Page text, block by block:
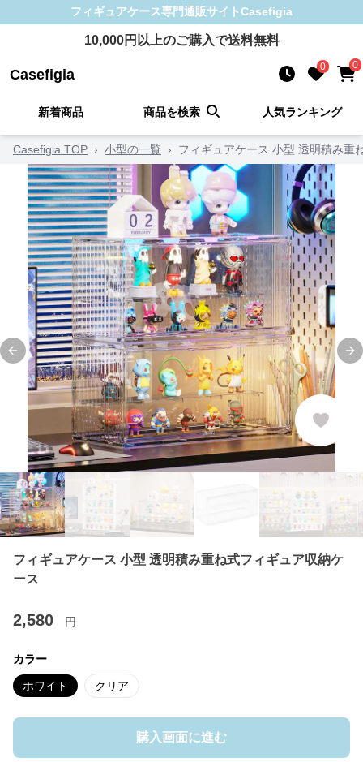
フィギュアケース専門通販サイトCasefigia
10,000円以上のご購入で送料無料
Casefigia 0 0
新着商品 商品を検索 人気ランキング
Casefigia TOP › 小型の一覧 › フィギュアケース 小型 透明積み重
Previous slide
フィギュアケース 小型 透明積み重ね式フィギュア収納ケ
ース
2,580 円
カラー
ホワイト クリア
購入画面に進む